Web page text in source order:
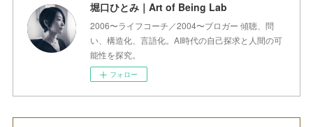
堀口ひとみ｜Art of Being Lab
2006〜ライフコーチ／2004〜ブロガー 傾聴、問
い、構造化、言語化。AI時代の自己探求と人間の可
能性を探究。
フォロー